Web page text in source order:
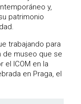
y,
patrimonio
trabajando para
de museo que se
el ICOM en la
en Praga, el